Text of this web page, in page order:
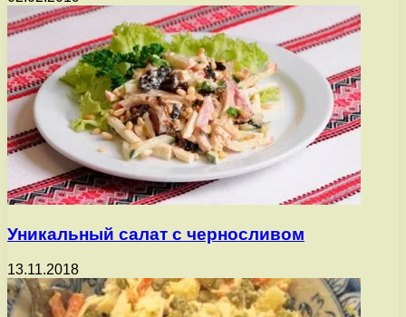
Уникальный салат с черносливом
13.11.2018